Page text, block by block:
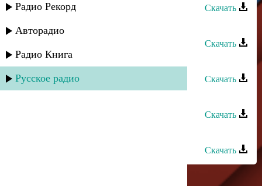
Радио Рекорд
Авторадио
Радио Книга
Русское радио
Скачать
Скачать
Гапцах группа - Гада чан
Скачать
Скачать
Скачать